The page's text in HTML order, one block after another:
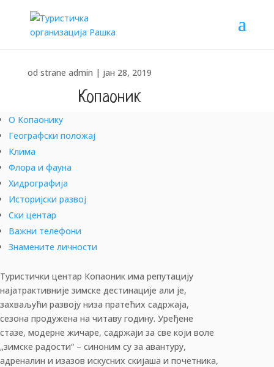
od strane admin | јан 28, 2019
Копаоник
ИСТРАЖИ, ДОЖИВИ, ОСВОЈИ!!!
О Копаонику
Географски положај
Клима
Флора и фауна
Хидрографија
Историјски развој
Ски центар
Важни телефони
Знамените личности
Туристички центар Копаоник има репутацију
најатрактивније зимске дестинације али је,
захваљући развоју низа пратећих садржаја,
сезона продужена на читаву годину. Уређене
стазе, модерне жичаре, садржаји за све који воле
„зимске радости“ – синоним су за авантуру,
адреналин и изазов искусних скијаша и почетника,